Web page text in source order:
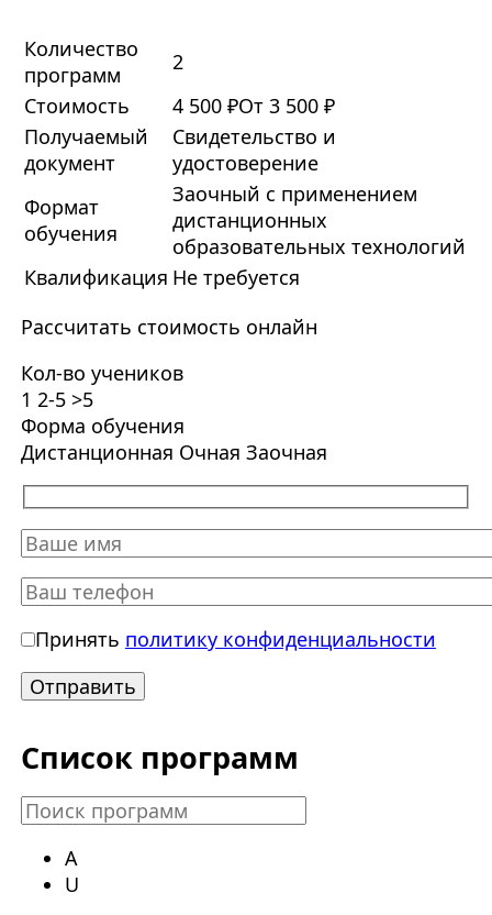
Количество
программ
2
Стоимость
4 500 ₽От 3 500 ₽
Получаемый
документ
Свидетельство и
удостоверение
Формат
обучения
Заочный с применением
дистанционных
образовательных технологий
Квалификация Не требуется
Рассчитать стоимость онлайн
Кол-во учеников
1 2-5 >5
Форма обучения
Дистанционная Очная Заочная
Принять политику конфиденциальности
Список программ
А
U